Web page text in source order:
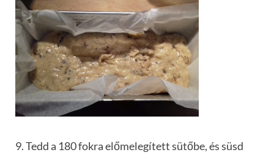
9. Tedd a 180 fokra előmelegített sütőbe, és süsd